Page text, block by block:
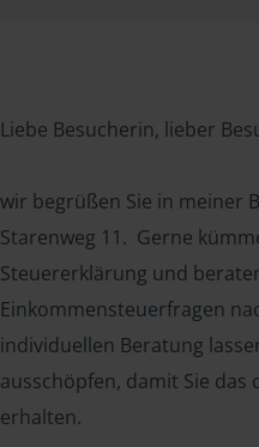
Liebe Besucherin, lieber
wir begrüßen Sie in meiner
Starenweg 11. Gerne
Steuererklärung und
Einkommensteuerfragen
individuellen Beratung
ausschöpfen, damit Sie
erhalten.